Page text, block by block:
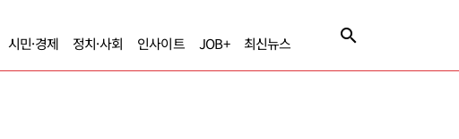
시민·경제 정치·사회 인사이트 JOB+ 최신뉴스